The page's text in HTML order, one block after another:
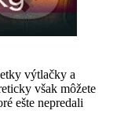
výtlačky a
však môžete
ešte nepredali